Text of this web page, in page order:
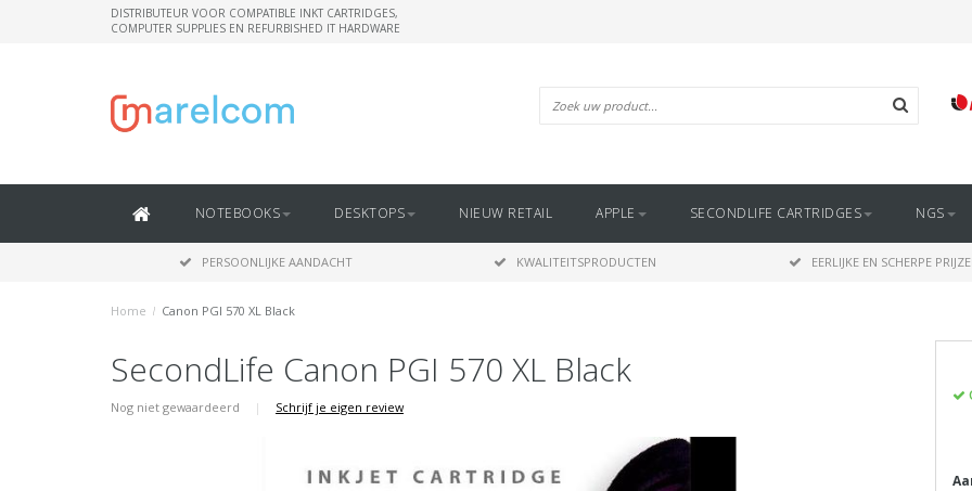
DISTRIBUTEUR VOOR COMPATIBLE INKT CARTRIDGES,
COMPUTER SUPPLIES EN REFURBISHED IT HARDWARE
NOTEBOOKS DESKTOPS NIEUW RETAIL APPLE SECONDLIFE CARTRIDGES NGS
PERSOONLIJKE AANDACHT KWALITEITSPRODUCTEN EERLIJKE EN SCHERPE
Home / Canon PGI 570 XL Black
SecondLife Canon PGI 570 XL Black
Nog niet gewaardeerd | Schrijf je eigen review